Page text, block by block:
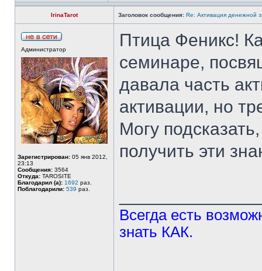
IrinaTarot Заголовок сообщения: Re: Активация денежной
Администратор
Зарегистрирован: 05 янв 2012,
23:13
Сообщения: 3564
Откуда: TAROSITE
Благодарил (а): 1692 раз.
Поблагодарили: 539 раз.
Птица Феникс!
семинаре,
давала часть
активации, но
Могу
получить эти
Всегда есть
знать КАК.